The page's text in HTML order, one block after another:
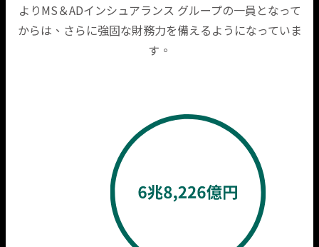
よりMS＆ADインシュアランス グループの一員となって
からは、さらに強固な財務力を備えるようになっていま
す。